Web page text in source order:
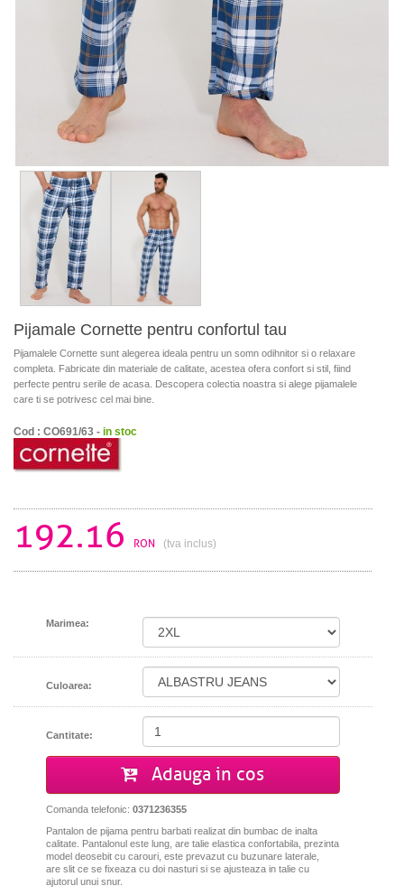
Pijamale Cornette pentru confortul tau
Pijamalele Cornette sunt alegerea ideala pentru un somn odihnitor si o relaxare
completa. Fabricate din materiale de calitate, acestea ofera confort si stil, fiind
perfecte pentru serile de acasa. Descopera colectia noastra si alege pijamalele
care ti se potrivesc cel mai bine.
Cod : CO691/63 - in stoc
192.16 RON (tva inclus)
Marimea:
Culoarea:
Cantitate:
Adauga in cos
Comanda telefonic: 0371236355
Pantalon de pijama pentru barbati realizat din bumbac de inalta
calitate. Pantalonul este lung, are talie elastica confortabila, prezinta
model deosebit cu carouri, este prevazut cu buzunare laterale,
are slit ce se fixeaza cu doi nasturi si se ajusteaza in talie cu
ajutorul unui snur.